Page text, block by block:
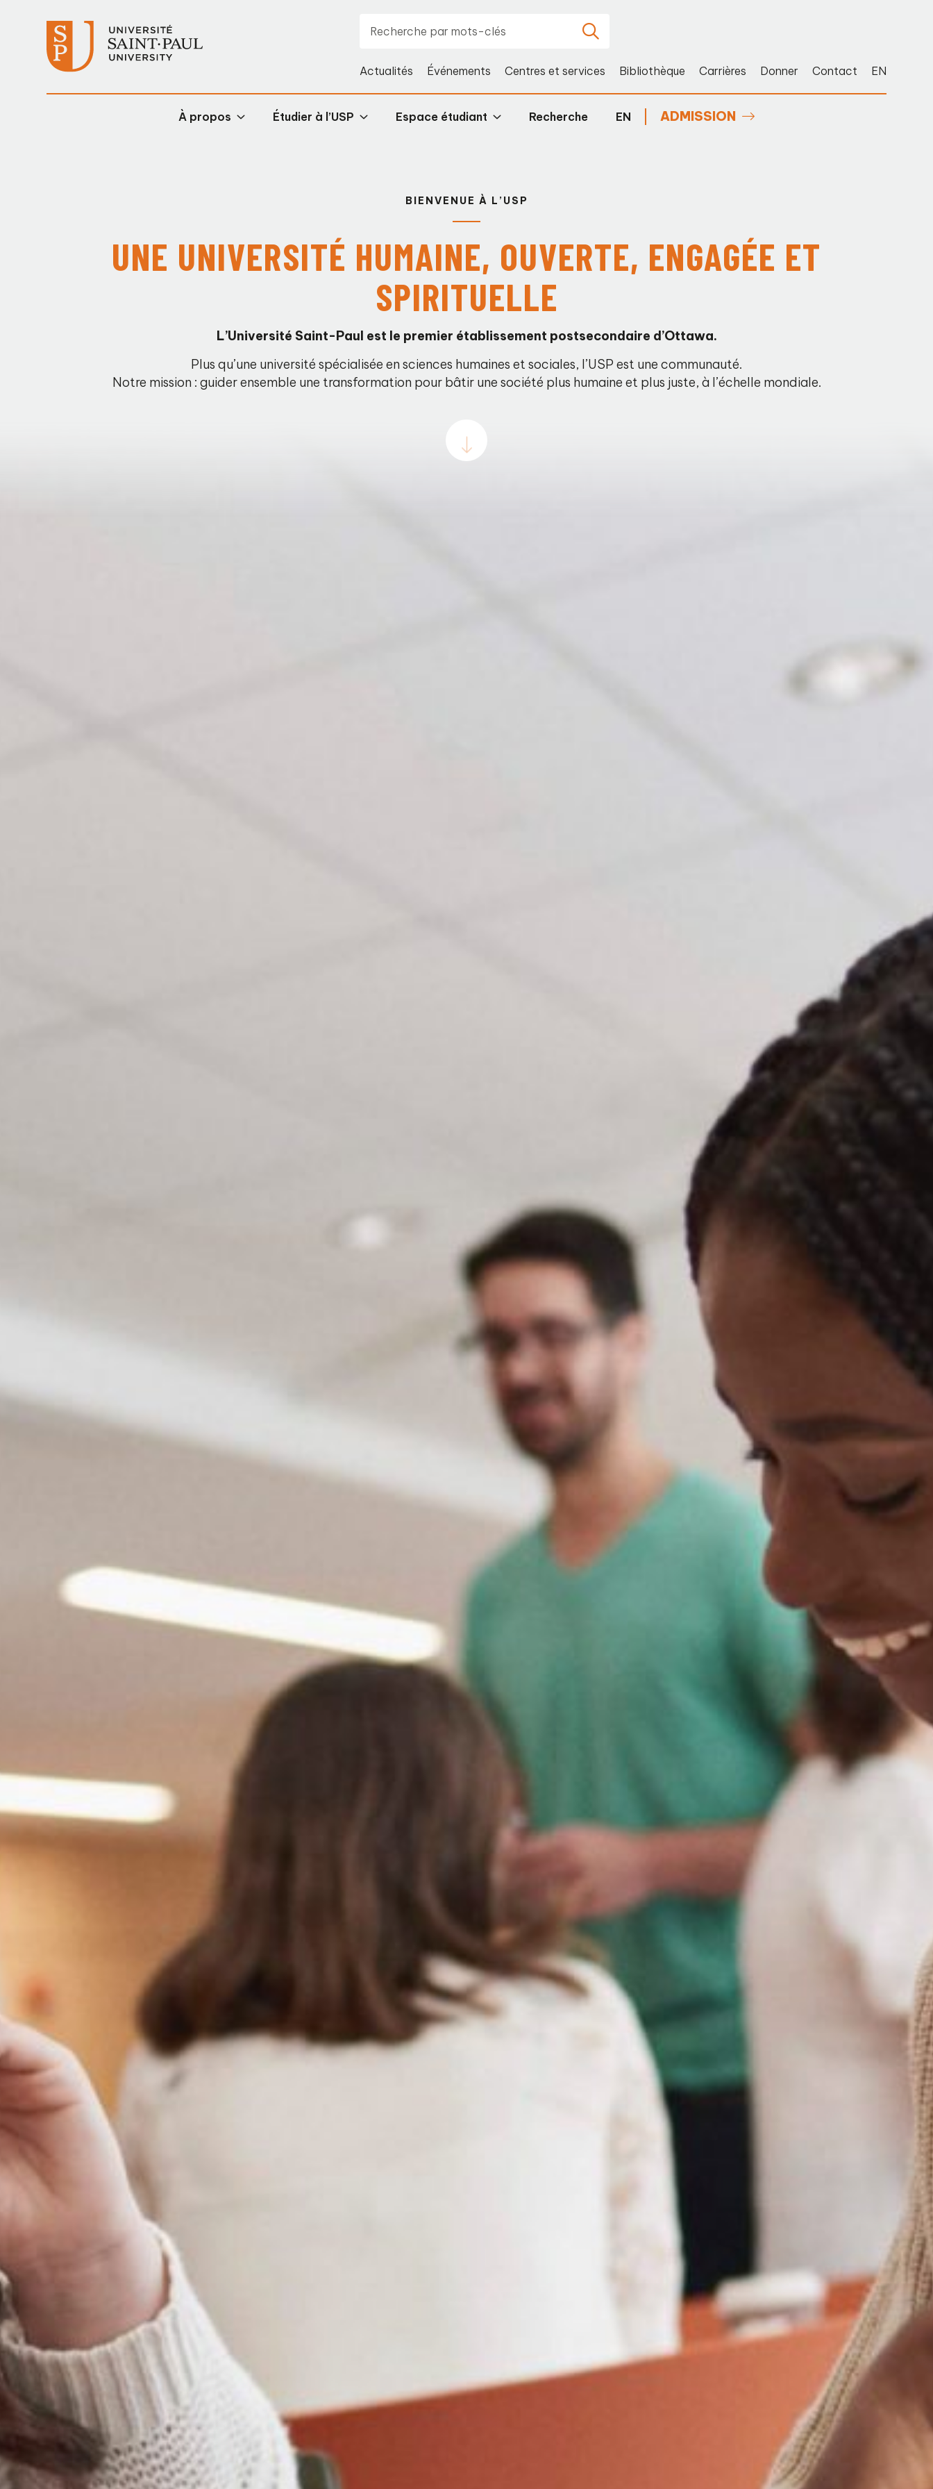
Actualités Événements Centres et services Bibliothèque Carrières Donner Contact EN
À propos Étudier à l’USP Espace étudiant Recherche EN ADMISSION
BIENVENUE À L’USP
UNE UNIVERSITÉ HUMAINE, OUVERTE, ENGAGÉE ET
SPIRITUELLE
L’Université Saint-Paul est le premier établissement postsecondaire d’Ottawa.
Plus qu’une université spécialisée en sciences humaines et sociales, l’USP est une communauté.
Notre mission : guider ensemble une transformation pour bâtir une société plus humaine et plus juste, à l’échelle mondiale.